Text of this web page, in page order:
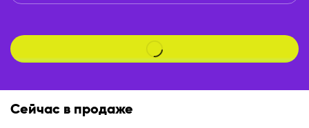
Сейчас в продаже